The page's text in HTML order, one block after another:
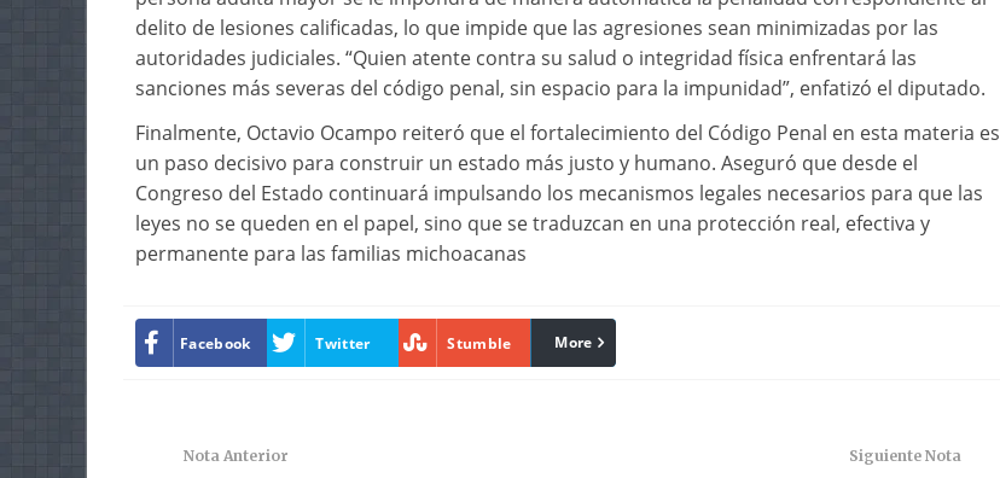
delito de lesiones calificadas, lo que impide que las agresiones sean minimizadas por las
autoridades judiciales. “Quien atente contra su salud o integridad física enfrentará las
sanciones más severas del código penal, sin espacio para la impunidad”, enfatizó el diputado.
Finalmente, Octavio Ocampo reiteró que el fortalecimiento del Código Penal en esta materia es
un paso decisivo para construir un estado más justo y humano. Aseguró que desde el
Congreso del Estado continuará impulsando los mecanismos legales necesarios para que las
leyes no se queden en el papel, sino que se traduzcan en una protección real, efectiva y
permanente para las familias michoacanas
Facebook Twitter Stumble linkedin
More
Nota Anterior Siguiente Nota